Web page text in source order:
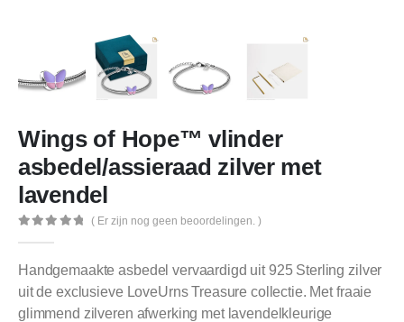
Wings of Hope™ vlinder
asbedel/assieraad zilver met
lavendel
( Er zijn nog geen beoordelingen. )
Handgemaakte asbedel vervaardigd uit 925 Sterling zilver
uit de exclusieve LoveUrns Treasure collectie. Met fraaie
glimmend zilveren afwerking met lavendelkleurige